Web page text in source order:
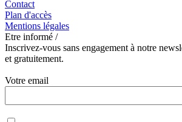
Contact
Plan d'accès
Mentions légales
Etre informé /
Inscrivez-vous sans engagement à notre
et gratuitement.
Votre email